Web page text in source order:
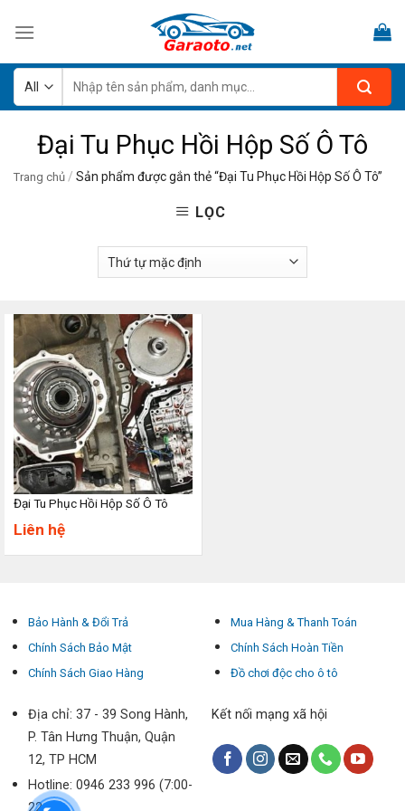
kiếm:
Đại Tu Phục Hồi Hộp Số Ô Tô
Trang chủ / Sản phẩm được gắn thẻ “Đại Tu Phục Hồi Hộp Số Ô Tô”
LỌC
Đại Tu Phục Hồi Hộp Số Ô Tô
Liên hệ
Bảo Hành & Đổi Trả
Chính Sách Bảo Mật
Chính Sách Giao Hàng
Mua Hàng & Thanh Toán
Chính Sách Hoàn Tiền
Đồ chơi độc cho ô tô
Địa chỉ: 37 - 39 Song Hành,
P. Tân Hưng Thuận, Quận
12, TP HCM
Hotline: 0946 233 996 (7:00-
22:00)
Kết nối mạng xã hội